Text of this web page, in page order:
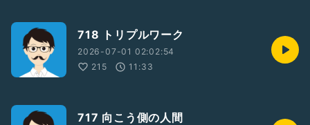
718 トリプルワーク
2026-07-01 02:02:54
215
11:33
717 向こう側の人間